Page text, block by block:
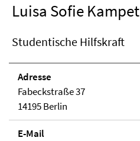
Luisa Sofie Kampet
Studentische Hilfskraft
Adresse
Fabeckstraße 37
14195 Berlin
E-Mail